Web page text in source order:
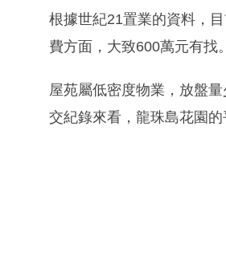
根據世紀21置業的資料，
費方面，大致600萬元有找。
屋苑屬低密度物業，放盤
交紀錄來看，龍珠島花園